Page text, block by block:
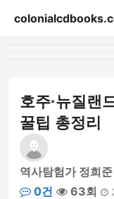
호주·뉴질랜
꿀팁 총정리
역사탐험가 정희준
0건
63회